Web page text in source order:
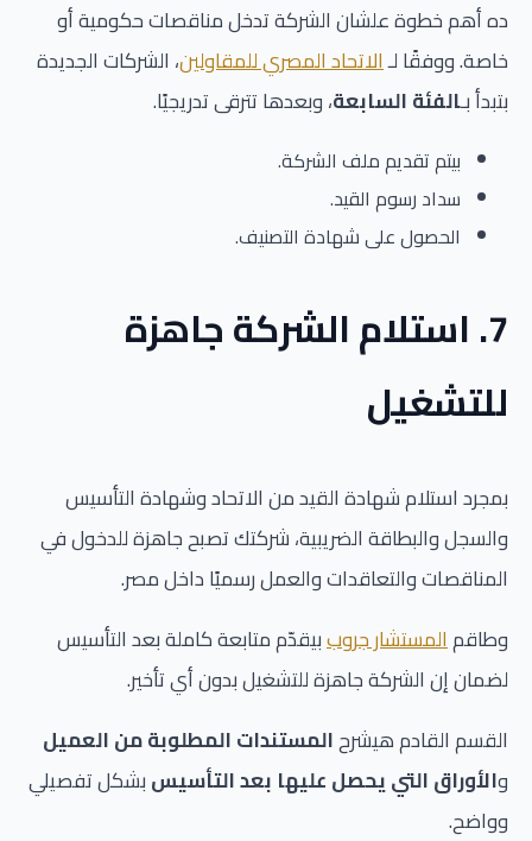
ده أهم خطوة علشان الشركة تدخل مناقصات حكومية أو
خاصة. ووفقًا لـالاتحاد المصري للمقاولين، الشركات الجديدة
بتبدأ بـالفئة السابعة، وبعدها تترقى تدريجيًا.
بيتم تقديم ملف الشركة.
سداد رسوم القيد.
الحصول على شهادة التصنيف.
7. استلام الشركة جاهزة
للتشغيل
بمجرد استلام شهادة القيد من الاتحاد وشهادة التأسيس
والسجل والبطاقة الضريبية، شركتك تصبح جاهزة للدخول في
المناقصات والتعاقدات والعمل رسميًا داخل مصر.
وطاقمالمستشار جروببيقدّم متابعة كاملة بعد التأسيس
لضمان إن الشركة جاهزة للتشغيل بدون أي تأخير.
القسم القادم هيشرحالمستندات المطلوبة من العميل
والأوراق التي يحصل عليها بعد التأسيسبشكل تفصيلي
وواضح.